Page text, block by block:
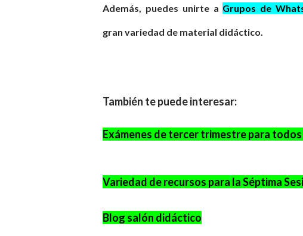
Además, puedes unirte a Grupos de
gran variedad de material didáctico.
También te puede interesar:
Exámenes de tercer trimestre para
Variedad de recursos para la Séptima
Blog salón didáctico